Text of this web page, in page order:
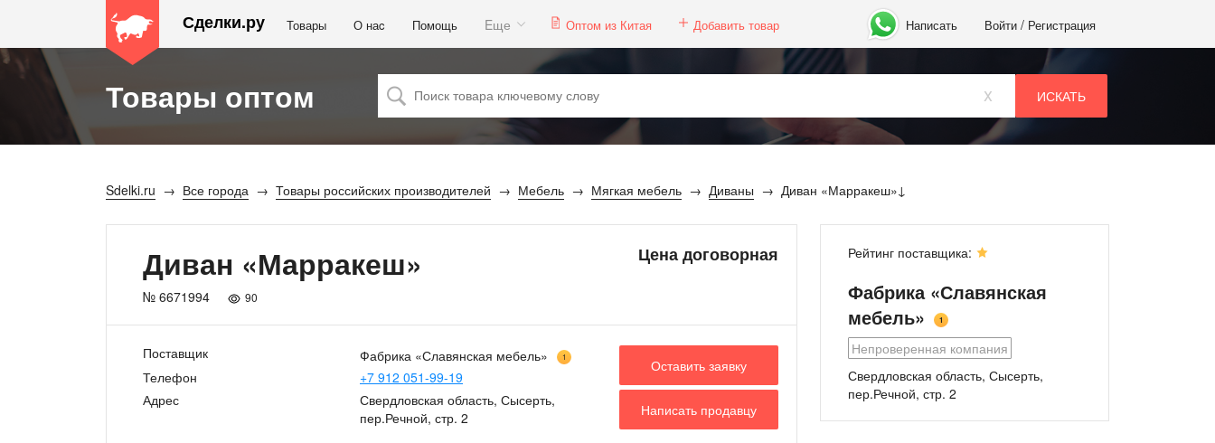
Сделки.ру Написать Войти / Регистрация
Товары О наc Помощь Eще Оптом из Китая Добавить товар
Товары оптом x
Sdelki.ru Все города Товары российских производителей Мебель Мягкая мебель Диваны Диван «Марракеш»
Диван «Марракеш»
№ 6671994 90
Цена договорная
Поставщик Фабрика «Славянская мебель» 1
Телефон
+7 912 051-99-19
Адрес
Свердловская область, Сысерть,
пер.Речной, стр. 2
Оставить заявку
Написать продавцу
Рейтинг поставщика:
Фабрика «Славянская
мебель»
1
Непроверенная компания
Свердловская область, Сысерть,
пер.Речной, стр. 2